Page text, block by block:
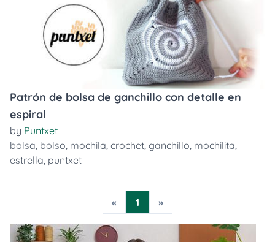
Patrón de bolsa de ganchillo con detalle en
espiral
by Puntxet
bolsa, bolso, mochila, crochet, ganchillo, mochilita,
estrella, puntxet
« 1 »